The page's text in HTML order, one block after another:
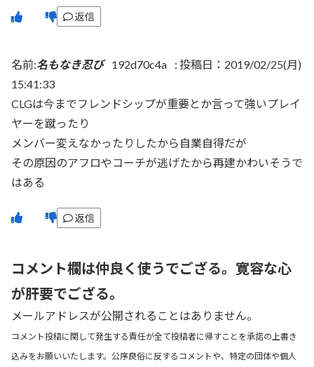
返信
名前:名もなき忍び 192d70c4a : 投稿日：2019/02/25(月)
15:41:33
CLGは今までフレンドシップが重要とか言って強いプレイ
ヤーを蹴ったり
メンバー変えなかったりしたから自業自得だが
その原因のアフロやコーチが逃げたから再建かわいそうで
はある
返信
コメント欄は仲良く使うでござる。寛容な心
が肝要でござる。
メールアドレスが公開されることはありません。
コメント投稿に関して発生する責任が全て投稿者に帰すことを承諾の上書き
込みをお願いいたします。公序良俗に反するコメントや、特定の団体や個人